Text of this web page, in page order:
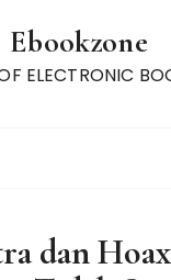
Ebookzone
ELECTRONIC
dan